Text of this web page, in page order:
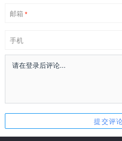
邮箱 *
手机